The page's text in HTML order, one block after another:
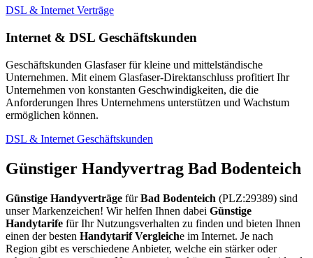
DSL & Internet Verträge
Internet & DSL Geschäftskunden
Geschäftskunden Glasfaser für kleine und mittelständische
Unternehmen. Mit einem Glasfaser-Direktanschluss profitiert Ihr
Unternehmen von konstanten Geschwindigkeiten, die die
Anforderungen Ihres Unternehmens unterstützen und Wachstum
ermöglichen können.
DSL & Internet Geschäftskunden
Günstiger Handyvertrag Bad Bodenteich
Günstige Handyverträge fürBad Bodenteich (PLZ:29389) sind
unser Markenzeichen! Wir helfen Ihnen dabei Günstige
Handytarife für Ihr Nutzungsverhalten zu finden und bieten Ihnen
einen der besten Handytarif Vergleiche im Internet. Je nach
Region gibt es verschiedene Anbieter, welche ein stärker oder